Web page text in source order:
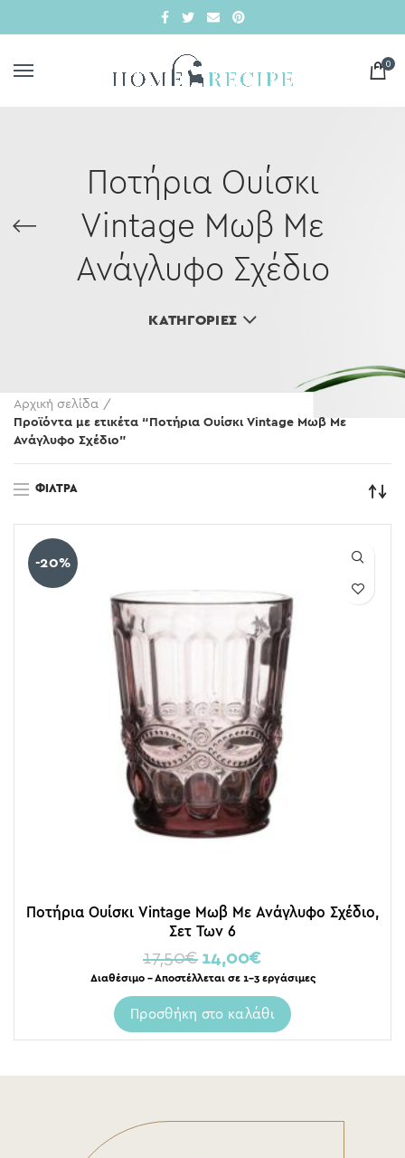
0
Ποτήρια Ουίσκι
Vintage Μωβ Με
Ανάγλυφο Σχέδιο
ΚΑΤΗΓΟΡΊΕΣ
Αρχική σελίδα
Προϊόντα με ετικέτα “Ποτήρια Ουίσκι Vintage Μωβ Με
Ανάγλυφο Σχέδιο”
ΦΊΛΤΡΑ
-20%
Ποτήρια Ουίσκι Vintage Μωβ Με Ανάγλυφο Σχέδιο,
Σετ Των 6
17,50€ 14,00€
Διαθέσιμο – Αποστέλλεται σε 1-3 εργάσιμες
Προσθήκη στο καλάθι